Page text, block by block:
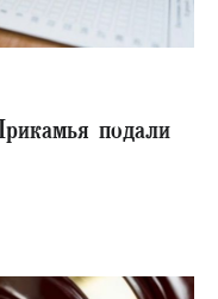
подали